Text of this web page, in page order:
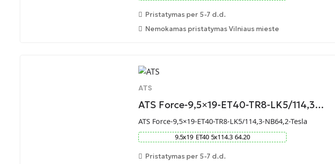
Pristatymas per 5-7 d.d.
Nemokamas pristatymas Vilniaus mieste
ATS
ATS Force-9,5×19-ET40-TR8-LK5/114,3…
ATS Force-9,5×19-ET40-TR8-LK5/114,3-NB64,2-Tesla
9.5x19 ET40 5x114.3 64.20
Pristatymas per 5-7 d.d.